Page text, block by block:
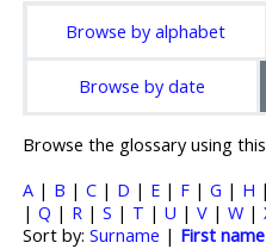
Browse by alphabet
Browse by date
Browse the glossary using
A | B |C | D | E | F |G | H |
|Q | R |S | T |U |V |W |
Currently sorted First name
Sort by:Surname | First name